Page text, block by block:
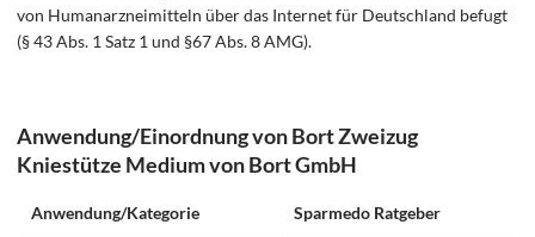
von Humanarzneimitteln über das Internet für Deutschland befugt
(§ 43 Abs. 1 Satz 1 und §67 Abs. 8 AMG).
Anwendung/Einordnung von Bort Zweizug
Kniestütze Medium von Bort GmbH
Anwendung/Kategorie Sparmedo Ratgeber